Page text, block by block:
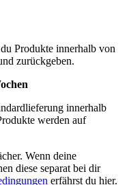
Produkte innerhalb von
zurückgeben.
innerhalb
werden auf
Wenn deine
diese separat bei dir
erfährst du hier.